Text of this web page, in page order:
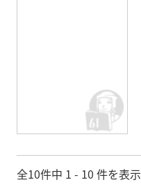
全10件中 1 - 10 件を表示